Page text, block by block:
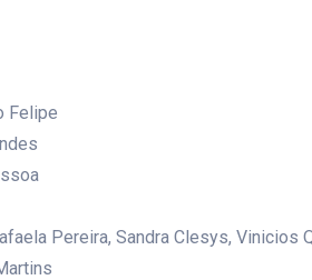
Felipe
Pereira, Sandra Clesys, Vinicios